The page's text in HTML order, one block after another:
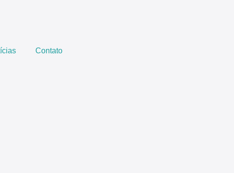
Contato